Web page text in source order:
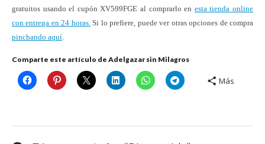
gratuitos usando el cupón XV599FGE al comprarlo en esta tienda online
con entrega en 24 horas.Si lo prefiere, puede ver otras opciones de compra
pinchando aquí.
Comparte este artículo de Adelgazar sin Milagros
Más